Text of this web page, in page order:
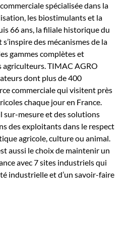
spécialisée dans la
les biostimulants et la
66 ans, la filiale historique du
des mécanismes de la
gammes complètes et
agriculteurs. TIMAC AGRO
dont plus de 400
commerciale qui visitent près
chaque jour en France.
sur-mesure et des solutions
des exploitants dans le respect
agricole, culture ou animal.
aussi le choix de maintenir un
avec 7 sites industriels qui
industrielle et d’un savoir-faire